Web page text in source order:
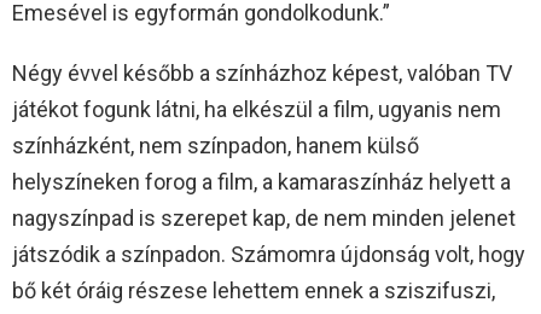
Emesével is egyformán gondolkodunk.”
Négy évvel később a színházhoz képest, valóban TV
játékot fogunk látni, ha elkészül a film, ugyanis nem
színházként, nem színpadon, hanem külső
helyszíneken forog a film, a kamaraszínház helyett a
nagyszínpad is szerepet kap, de nem minden jelenet
játszódik a színpadon. Számomra újdonság volt, hogy
bő két óráig részese lehettem ennek a sziszifuszi,